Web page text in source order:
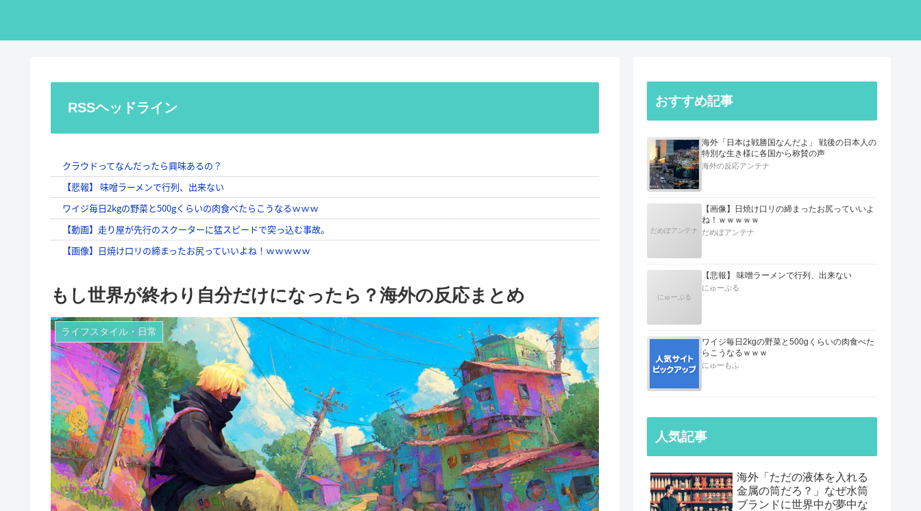
RSSヘッドライン
もし世界が終わり自分だけになったら？海外の反応まとめ
ライフスタイル・日常
おすすめ記事
海外「日本は戦勝国なんだよ」 戦後の日本人の
特別な生き様に各国から称賛の声
海外の反応アンテナ
だめぽアンテナ
【画像】日焼け口リの締まったお尻っていいよ
ね！ｗｗｗｗｗ
だめぽアンテナ
にゅーぷる
【悲報】 味噌ラーメンで行列、出来ない
にゅーぷる
ワイジ毎日2kgの野菜と500gくらいの肉食べた
らこうなるｗｗｗ
にゅーもふ
人気記事
海外「ただの液体を入れる
金属の筒だろ？」なぜ水筒
ブランドに世界中が夢中な